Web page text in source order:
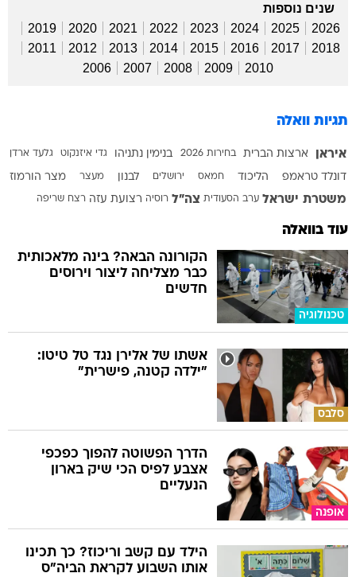
שנים נוספות
2026
2025
2024
2023
2022
2021
2020
2019
2018
2017
2016
2015
2014
2013
2012
2011
2010
2009
2008
2007
2006
תגיות וואלה
איראן ארצות הברית בחירות 2026 בנימין נתניהו גדי איזנקוט גלעד ארדן
דונלד טראמפ הליכוד חמאס ירושלים לבנון מעצר מצר הורמוז
משטרת ישראל ערב הסעודית צה"ל רוסיה רצועת עזה רצח שריפה
עוד בוואלה
טכנולוגיה
הקורונה הבאה? בינה מלאכותית
כבר מצליחה ליצור וירוסים
חדשים
סלבס
אשתו של אלירן נגד טל טיטו:
"ילדה קטנה, פישרית"
אופנה
הדרך הפשוטה להפוך כפכפי
אצבע לפיס הכי שיק בארון
הנעליים
הילד עם קשב וריכוז? כך תכינו
אותו השבוע לקראת הביה"ס